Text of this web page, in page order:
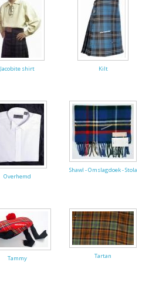
Jacobite shirt Kilt
Overhemd
Shawl - Omslagdoek - Stola
Tammy Tartan